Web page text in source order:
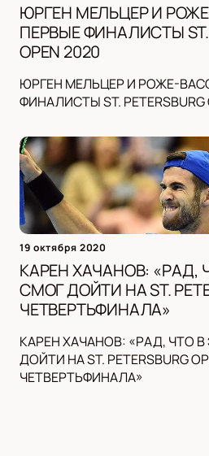
ЮРГЕН МЕЛЬЦЕР И
ПЕРВЫЕ ФИНАЛИСТЫ ST.
OPEN 2020
ЮРГЕН МЕЛЬЦЕР И РОЖЕ-
ФИНАЛИСТЫ ST. PETERSBURG
19 октября 2020
КАРЕН ХАЧАНОВ: «РАД,
СМОГ ДОЙТИ НА ST.
ЧЕТВЕРТЬФИНАЛА»
КАРЕН ХАЧАНОВ: «РАД, ЧТО
ДОЙТИ НА ST. PETERSBURG
ЧЕТВЕРТЬФИНАЛА»